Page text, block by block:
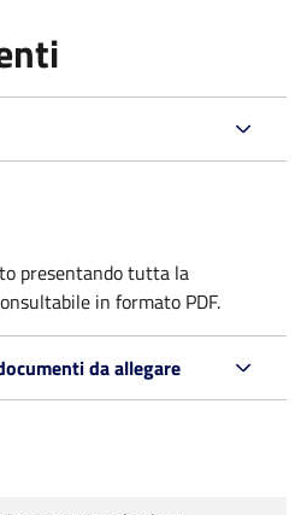
presentando tutta la
in formato PDF.
da allegare